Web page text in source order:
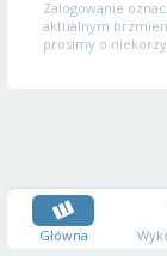
Zalogowanie
aktualnym
prosimy o
Główna